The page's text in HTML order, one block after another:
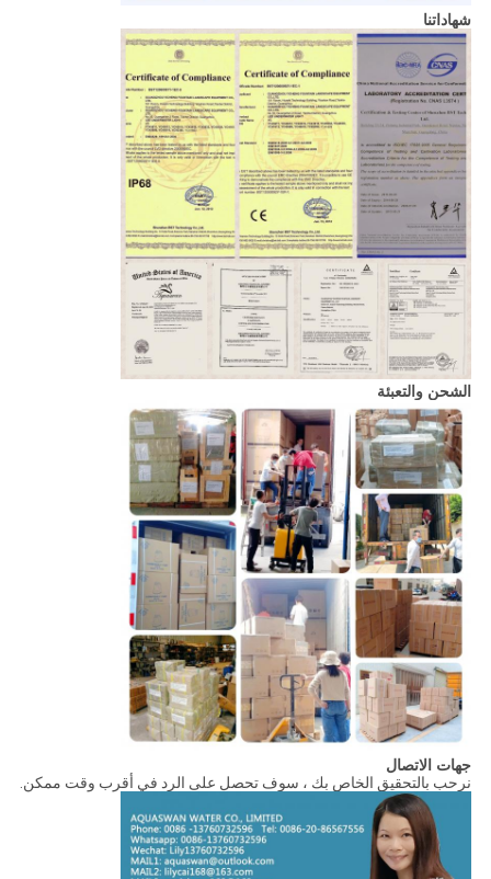
شهاداتنا
الشحن والتعبئة
جهات الاتصال
نرحب بالتحقيق الخاص بك ، سوف تحصل على الرد في أقرب وقت ممكن.